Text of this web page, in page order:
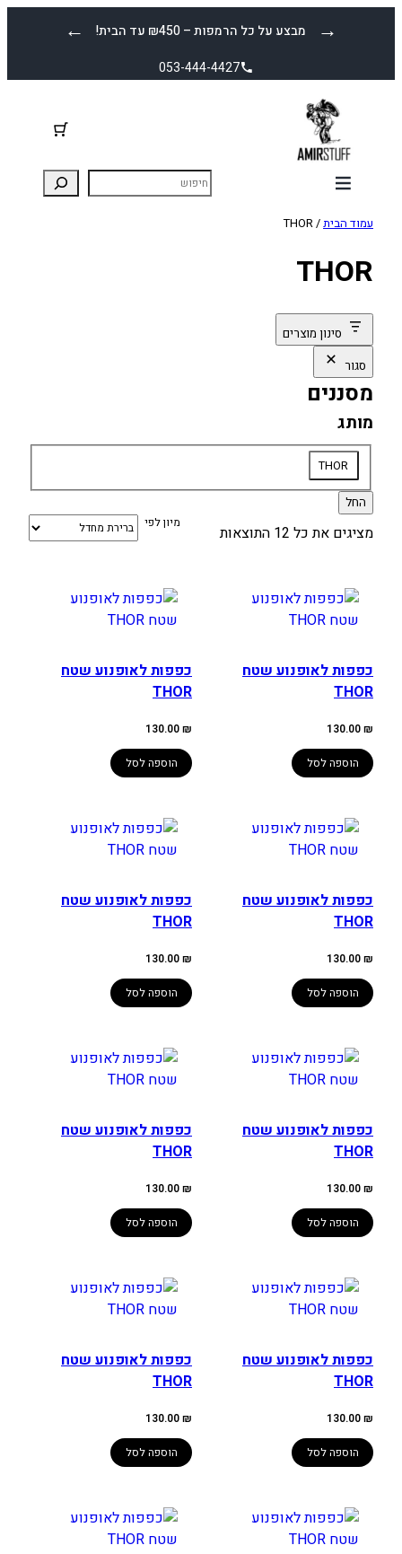
← מבצע על כל הרמפות – ₪450 עד הבית! →
053-444-4427
עמוד הבית/ THOR
THOR
סינון מוצרים
סגור
מסננים
מותג
מותג
THOR
החל
מציגים את כל ⁦12⁩ התוצאות מיון לפי
כפפות לאופנוע שטח
THOR
130.00₪
הוספה לסל
כפפות לאופנוע שטח
THOR
130.00₪
הוספה לסל
כפפות לאופנוע שטח
THOR
130.00₪
הוספה לסל
כפפות לאופנוע שטח
THOR
130.00₪
הוספה לסל
כפפות לאופנוע שטח
THOR
130.00₪
הוספה לסל
כפפות לאופנוע שטח
THOR
130.00₪
הוספה לסל
כפפות לאופנוע שטח
THOR
130.00₪
הוספה לסל
כפפות לאופנוע שטח
THOR
130.00₪
הוספה לסל